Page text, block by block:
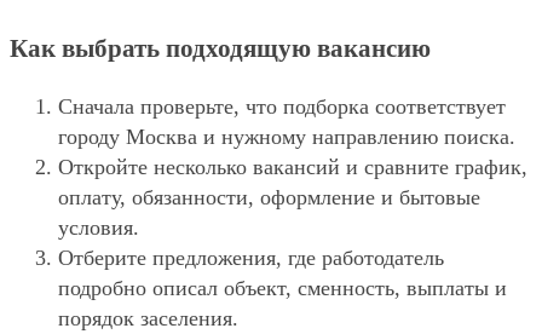
Как выбрать подходящую вакансию
Сначала проверьте, что подборка соответствует
городу Москва и нужному направлению поиска.
Откройте несколько вакансий и сравните график,
оплату, обязанности, оформление и бытовые
условия.
Отберите предложения, где работодатель
подробно описал объект, сменность, выплаты и
порядок заселения.